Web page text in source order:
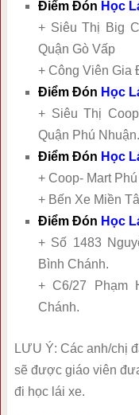
Điểm Đón Học
+ Siêu Thị Big
Quận Gò Vấp
+ Công Viên Gia
Điểm Đón Học
+ Siêu Thị
Quận Phú Nhuận.
Điểm Đón Học
+ Coop- Mart
+ Bến Xe Miền
Điểm Đón Học
+ Số 1483
Bình Chánh.
+ C6/27 Phạm
Chánh.
LƯU Ý: Các anh/chị
sẽ được giáo viên
đi học lái xe.